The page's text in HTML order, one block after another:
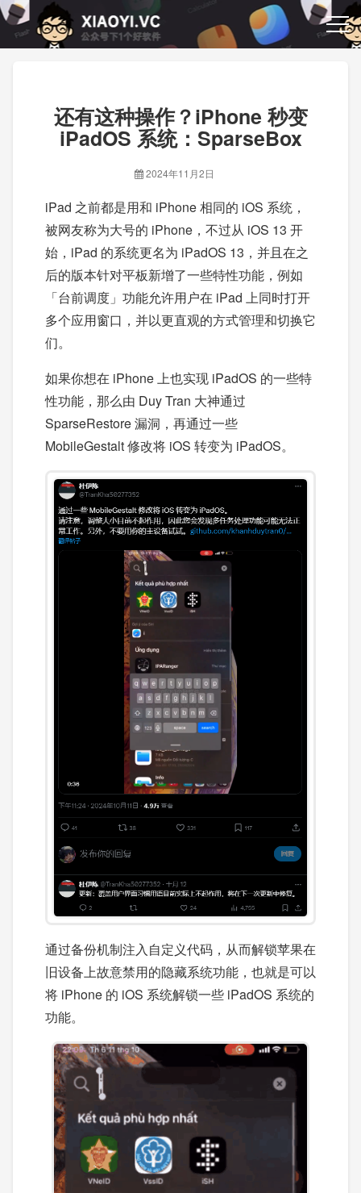
还有这种操作？iPhone 秒变
iPadOS 系统：SparseBox
2024年11月2日
iPad 之前都是用和 iPhone 相同的 iOS 系统，
被网友称为大号的 iPhone，不过从 iOS 13 开
始，iPad 的系统更名为 iPadOS 13，并且在之
后的版本针对平板新增了一些特性功能，例如
「台前调度」功能允许用户在 iPad 上同时打开
多个应用窗口，并以更直观的方式管理和切换它
们。
如果你想在 iPhone 上也实现 iPadOS 的一些特
性功能，那么由 Duy Tran 大神通过
SparseRestore 漏洞，再通过一些
MobileGestalt 修改将 iOS 转变为 iPadOS。
通过备份机制注入自定义代码，从而解锁苹果在
旧设备上故意禁用的隐藏系统功能，也就是可以
将 iPhone 的 iOS 系统解锁一些 iPadOS 系统的
功能。